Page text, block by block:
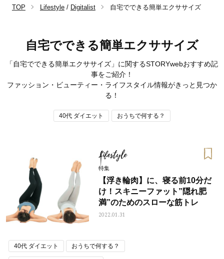
ママとパパに贈る「ジェンダーレ
TOP Lifestyle/ Digitalist 自宅でできる簡単エクササイズ
自宅でできる簡単エクササイズ
「自宅でできる簡単エクササイズ」に関するSTORYwebおすすめ記
事をご紹介！
ファッション・ビューティー・ライフスタイル情報がきっと見つか
る！
40代 ダイエット おうちで何する？
Lifestyle
特集
【浮き輪肉】に、寝る前10分だ
け！スキニーファット”隠れ肥
満”のためのスローな筋トレ
2022.01.31
40代 ダイエット おうちで何する？